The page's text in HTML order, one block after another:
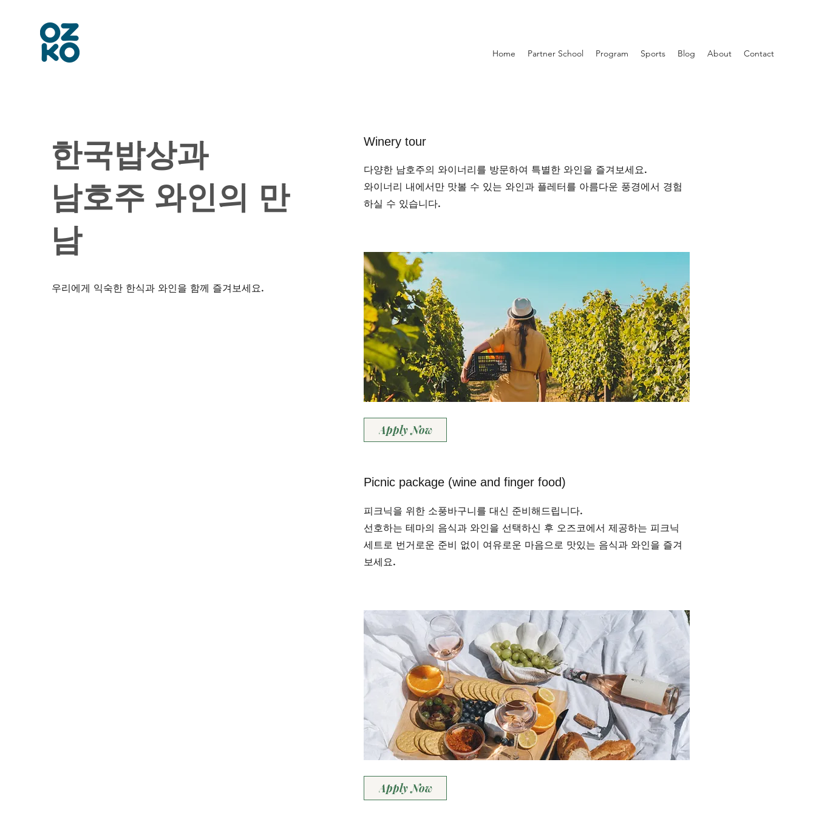
Home Partner School Program Sports Blog About Contact
한국밥상과
남호주 와인의 만
남
우리에게 익숙한 한식과 ​와인을 함께 즐겨보세요.
Winery tour
다양한 남호주의 와이너리를 방문하여 특별한 와인을 즐겨보세요.
와이너리 내에서만 맛볼 수 있는 와인과 플레터를 아름다운 풍경에서 경험
하실 수 있습니다.
Apply Now
Picnic package (wine and finger food)
피크닉을 위한 소풍바구니를 대신 준비해드립니다.
선호하는 테마의 음식과 와인을 선택하신 후 오즈코에서 제공하는 피크닉
세트로 번거로운 준비 없이 여유로운 마음으로 ​맛있는 음식과 와인을 즐겨
보세요.
Apply Now